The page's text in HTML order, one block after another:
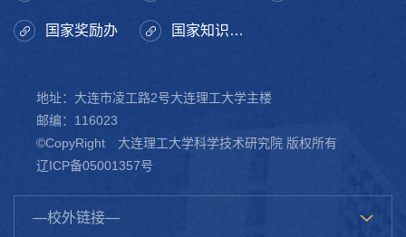
国家奖励办 国家知识产权局
地址：大连市凌工路2号大连理工大学主楼
邮编：116023
©CopyRight 大连理工大学科学技术研究院 版权所有
辽ICP备05001357号
—校外链接—